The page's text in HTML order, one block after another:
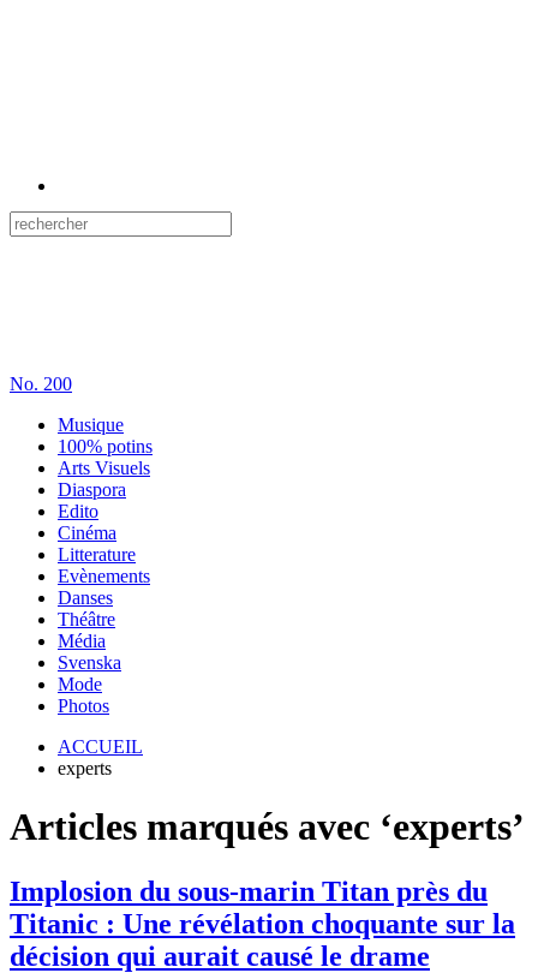
No. 200
Musique
100% potins
Arts Visuels
Diaspora
Edito
Cinéma
Litterature
Evènements
Danses
Théâtre
Média
Svenska
Mode
Photos
ACCUEIL
experts
Articles marqués avec ‘experts’
Implosion du sous-marin Titan près du
Titanic : Une révélation choquante sur la
décision qui aurait causé le drame